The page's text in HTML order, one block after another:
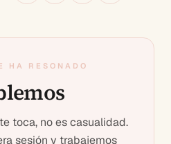
HA RESONADO
toca, no es casualidad.
sesión y trabajemos